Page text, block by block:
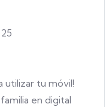
utilizar tu móvil!
en digital